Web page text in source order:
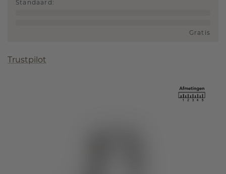
Standaard :
Gratis
Trustpilot